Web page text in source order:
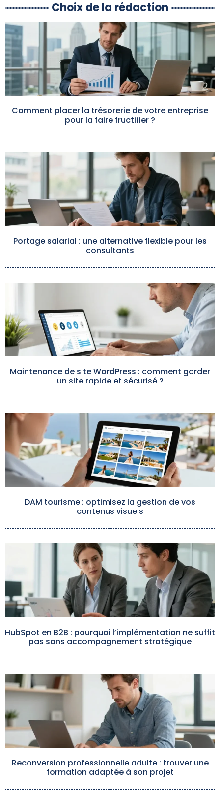
Choix de la rédaction
Comment placer la trésorerie de votre entreprise
pour la faire fructifier ?
Portage salarial : une alternative flexible pour les
consultants
Maintenance de site WordPress : comment garder
un site rapide et sécurisé ?
DAM tourisme : optimisez la gestion de vos
contenus visuels
HubSpot en B2B : pourquoi l’implémentation ne suffit
pas sans accompagnement stratégique
Reconversion professionnelle adulte : trouver une
formation adaptée à son projet